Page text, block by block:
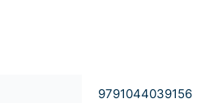
9791044039156